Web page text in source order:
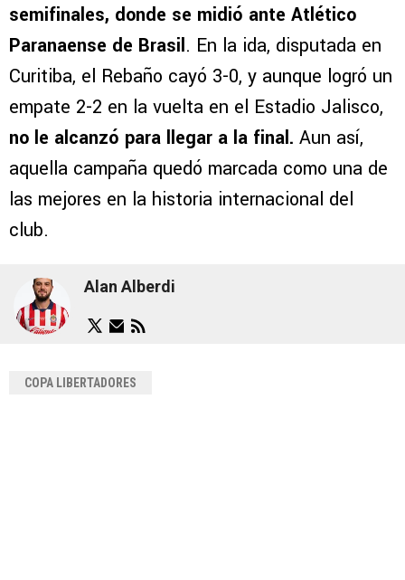
semifinales, donde se midió ante Atlético
Paranaense de Brasil. En la ida, disputada en
Curitiba, el Rebaño cayó 3-0, y aunque logró un
empate 2-2 en la vuelta en el Estadio Jalisco,
no le alcanzó para llegar a la final. Aun así,
aquella campaña quedó marcada como una de
las mejores en la historia internacional del
club.
Alan Alberdi
COPA LIBERTADORES